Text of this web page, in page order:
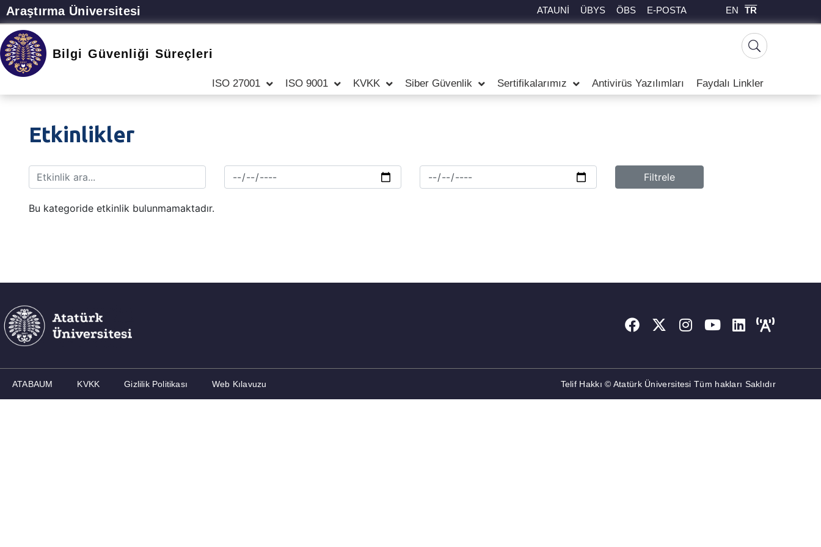
Araştırma Üniversitesi ATAUNİ ÜBYS ÖBS E-POSTA EN TR
Bilgi Güvenliği Süreçleri
ISO 27001 ISO 9001 KVKK Siber Güvenlik Sertifikalarımız Antivirüs Yazılımları Faydalı Linkler
Etkinlikler
Filtrele
Bu kategoride etkinlik bulunmamaktadır.
ATABAUM KVKK Gizlilik Politikası Web Kılavuzu Telif Hakkı © Atatürk Üniversitesi Tüm hakları Saklıdır